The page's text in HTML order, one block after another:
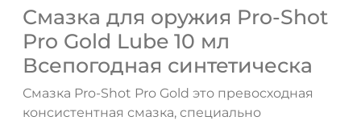
Смазка для оружия Pro-Shot
Pro Gold Lube 10 мл
Всепогодная синтетическа
Смазка Pro-Shot Pro Gold это превосходная
консистентная смазка, специально
ДА НЕТ